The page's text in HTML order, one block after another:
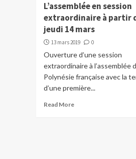
L’assemblée en session
extraordinaire à partir
jeudi 14 mars
13 mars 2019 0
Ouverture d’une session
extraordinaire à l’assemblée
Polynésie française avec la
d’une première...
Read More